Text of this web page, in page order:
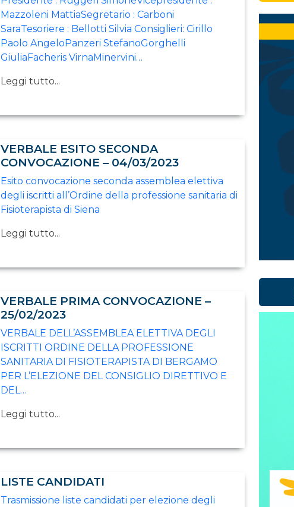
Mazzoleni MattiaSegretario : Carboni
SaraTesoriere : Bellotti Silvia Consiglieri: Cirillo
Paolo AngeloPanzeri StefanoGorghelli
GiuliaFacheris VirnaMinervini…
Leggi tutto...
VERBALE ESITO SECONDA
CONVOCAZIONE – 04/03/2023
Esito convocazione seconda assemblea elettiva
degli iscritti all’Ordine della professione sanitaria di
Fisioterapista di Siena
Leggi tutto...
VERBALE PRIMA CONVOCAZIONE –
25/02/2023
VERBALE DELL’ASSEMBLEA ELETTIVA DEGLI
ISCRITTI ORDINE DELLA PROFESSIONE
SANITARIA DI FISIOTERAPISTA DI BERGAMO
PER L’ELEZIONE DEL CONSIGLIO DIRETTIVO E
DEL…
Leggi tutto...
LISTE CANDIDATI
Trasmissione liste candidati per elezione degli